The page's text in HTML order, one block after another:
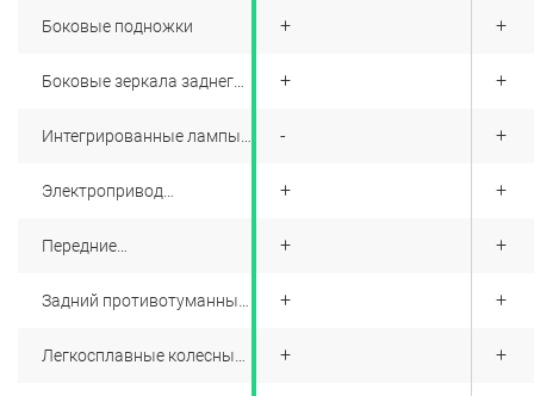
Боковые подножки
Боковые зеркала заднего
Интегрированные лампы
Электропривод
Передние
Задний противотуманный
Легкосплавные колесные
+
+
+
+
+
+
+
+
+
-
+
+
+
+
+
+
+
+
+
+
+